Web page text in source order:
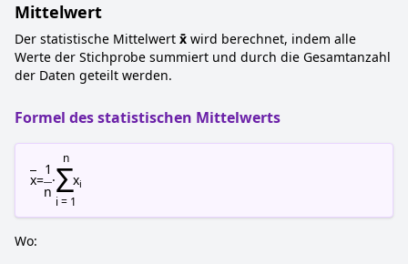
Mittelwert
Der statistische Mittelwert x̄ wird berechnet, indem alle
Werte der Stichprobe summiert und durch die Gesamtanzahl
der Daten geteilt werden.
Formel des statistischen Mittelwerts
x=
1
n
·
n
Σ
i = 1
xi
Wo: